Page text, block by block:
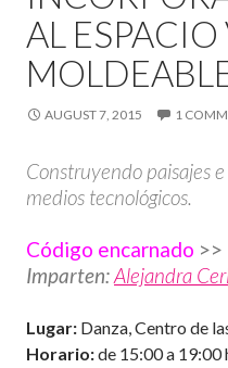
AL ESPACIO
AUGUST 7, 2015 1
Construyendo paisajes
medios tecnológicos.
Código encarnado >>
Imparten:Alejandra
Lugar: Danza, Centro de
Horario:de 15:00 a 19:00